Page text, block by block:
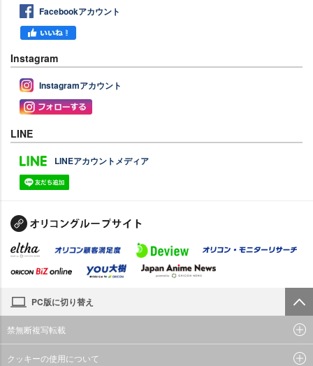
Facebookアカウント
Instagram
Instagramアカウント
LINE
LINEアカウントメディア
PC版に切り替え
禁無断複写転載
クッキーの使用について